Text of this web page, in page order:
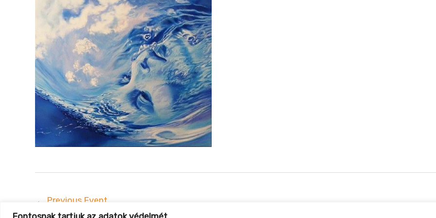
← Previous Event